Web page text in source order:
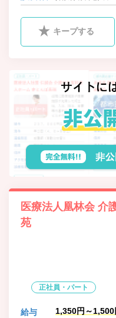
キープする
医療法人凰林会 介
苑
正社員・パート
給与 1,350円～1,500